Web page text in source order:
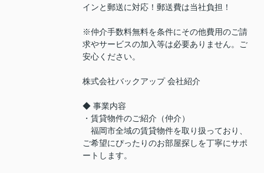
インと郵送に対応！郵送費は当社負担！
※仲介手数料無料を条件にその他費用のご請
求やサービスの加入等は必要ありません。ご
安心ください。
株式会社バックアップ 会社紹介
◆ 事業内容
・賃貸物件のご紹介（仲介）
福岡市全域の賃貸物件を取り扱っており、
ご希望にぴったりのお部屋探しを丁寧にサポ
ートします。